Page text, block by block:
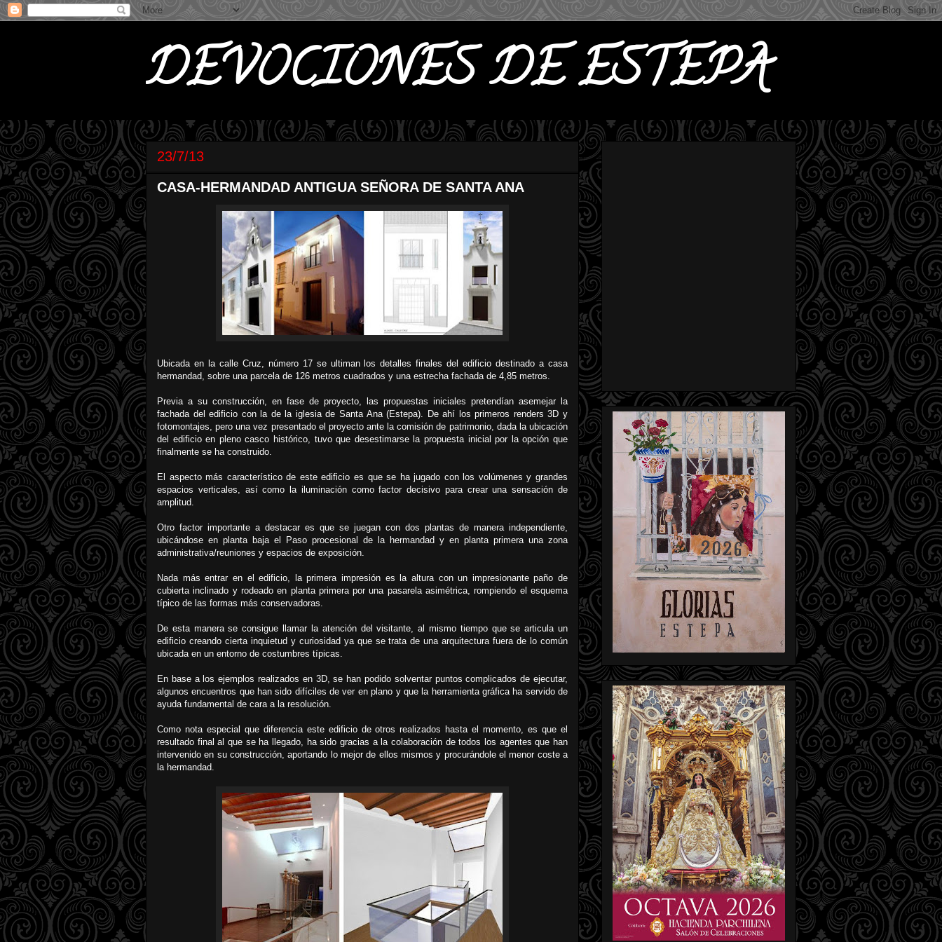
DEVOCIONES DE ESTEPA
23/7/13
CASA-HERMANDAD ANTIGUA SEÑORA DE SANTA ANA
Ubicada en la calle Cruz, número 17 se ultiman los detalles finales del edificio destinado a casa
hermandad, sobre una parcela de 126 metros cuadrados y una estrecha fachada de 4,85 metros.
Previa a su construcción, en fase de proyecto, las propuestas iniciales pretendían asemejar la
fachada del edificio con la de la iglesia de Santa Ana (Estepa). De ahí los primeros renders 3D y
fotomontajes, pero una vez presentado el proyecto ante la comisión de patrimonio, dada la ubicación
del edificio en pleno casco histórico, tuvo que desestimarse la propuesta inicial por la opción que
finalmente se ha construido.
El aspecto más característico de este edificio es que se ha jugado con los volúmenes y grandes
espacios verticales, así como la iluminación como factor decisivo para crear una sensación de
amplitud.
Otro factor importante a destacar es que se juegan con dos plantas de manera independiente,
ubicándose en planta baja el Paso procesional de la hermandad y en planta primera una zona
administrativa/reuniones y espacios de exposición.
Nada más entrar en el edificio, la primera impresión es la altura con un impresionante paño de
cubierta inclinado y rodeado en planta primera por una pasarela asimétrica, rompiendo el esquema
típico de las formas más conservadoras.
De esta manera se consigue llamar la atención del visitante, al mismo tiempo que se articula un
edificio creando cierta inquietud y curiosidad ya que se trata de una arquitectura fuera de lo común
ubicada en un entorno de costumbres típicas.
En base a los ejemplos realizados en 3D, se han podido solventar puntos complicados de ejecutar,
algunos encuentros que han sido difíciles de ver en plano y que la herramienta gráfica ha servido de
ayuda fundamental de cara a la resolución.
Como nota especial que diferencia este edificio de otros realizados hasta el momento, es que el
resultado final al que se ha llegado, ha sido gracias a la colaboración de todos los agentes que han
intervenido en su construcción, aportando lo mejor de ellos mismos y procurándole el menor coste a
la hermandad.